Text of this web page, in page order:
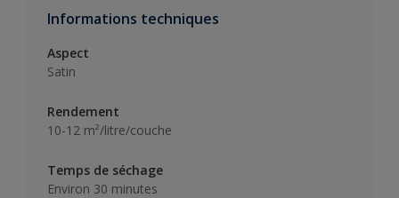
Informations techniques
Aspect
Satin
Rendement
10-12 m²/litre/couche
Temps de séchage
Environ 30 minutes